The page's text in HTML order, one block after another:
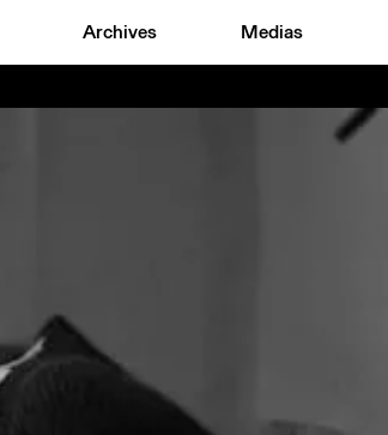
Archives Medias